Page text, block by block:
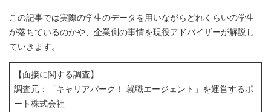
この記事では実際の学生のデータを用いながらどれくらいの学生
が落ちているのかや、企業側の事情を現役アドバイザーが解説し
ていきます。
【面接に関する調査】
調査元：「キャリアパーク！ 就職エージェント」を運営するポ
ート株式会社